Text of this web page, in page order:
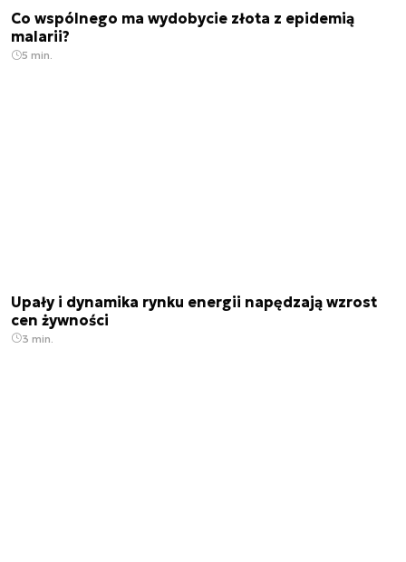
Co wspólnego ma wydobycie złota z epidemią
malarii?
5 min.
Upały i dynamika rynku energii napędzają wzrost
cen żywności
3 min.